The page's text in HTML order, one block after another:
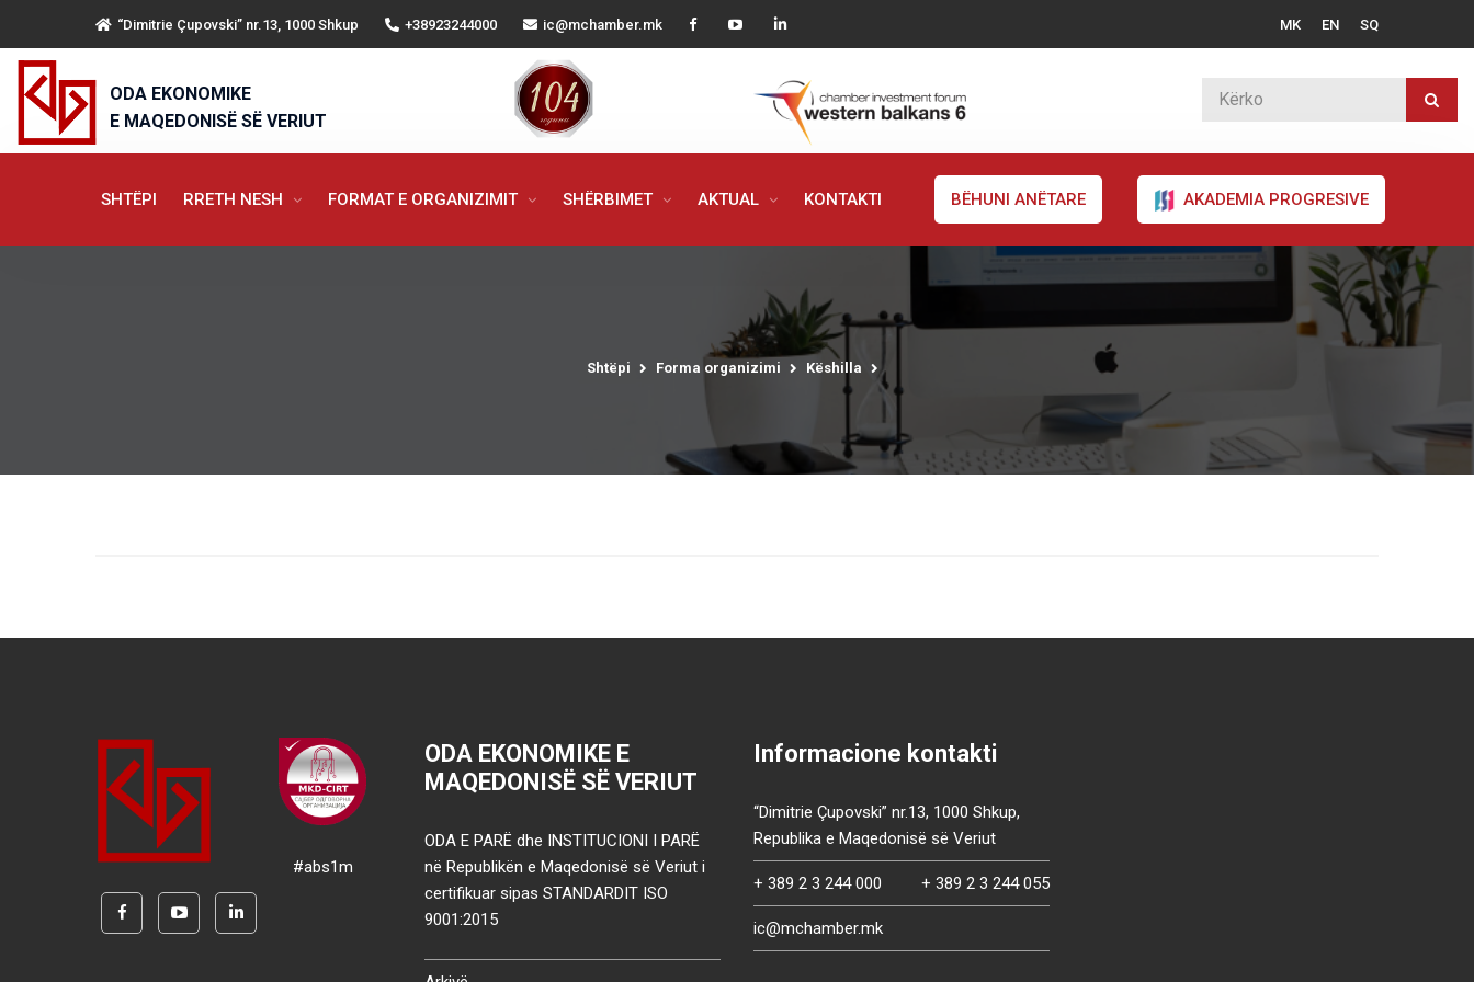
“Dimitrie Çupovski” nr.13, 1000 Shkup +38923244000 ic@mchamber.mk MK EN SQ
ODA EKONOMIKE
E MAQEDONISË SË VERIUT
SHTËPI RRETH NESH FORMAT E ORGANIZIMIT SHËRBIMET AKTUAL KONTAKTI BËHUNI ANËTARE AKADEMIA PROGRESIVE
Shtëpi Forma organizimi Këshilla
#abs1m
ODA EKONOMIKE E
MAQEDONISË SË VERIUT
ODA E PARË dhe INSTITUCIONI I PARË
në Republikën e Maqedonisë së Veriut i
certifikuar sipas STANDARDIT ISO
9001:2015
Informacione kontakti
“Dimitrie Çupovski” nr.13, 1000 Shkup,
Republika e Maqedonisë së Veriut
+ 389 2 3 244 000 + 389 2 3 244 055
ic@mchamber.mk